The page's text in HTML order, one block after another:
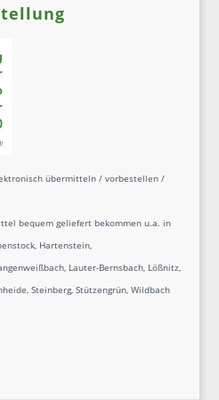
übermitteln / vorbestellen /
bequem geliefert bekommen u.a. in
Hartenstein,
Lauter-Bernsbach, Lößnitz,
Steinberg, Stützengrün, Wildbach